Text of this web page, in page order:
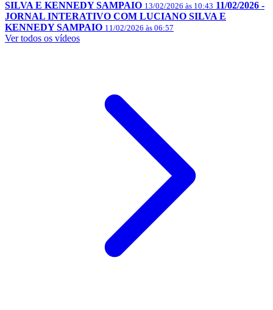
SILVA E KENNEDY SAMPAIO 13/02/2026 às 10:43 11/02/2026 -
JORNAL INTERATIVO COM LUCIANO SILVA E
KENNEDY SAMPAIO 11/02/2026 às 06:57
Ver todos os vídeos